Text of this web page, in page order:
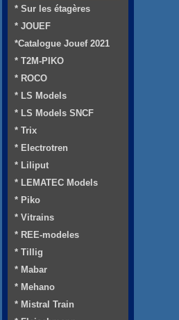
* Sur les étagères
* JOUEF
*Catalogue Jouef 2021
* T2M-PIKO
* ROCO
* LS Models
* LS Models SNCF
* Trix
* Electrotren
* Liliput
* LEMATEC Models
* Piko
* Vitrains
* REE-modeles
* Tillig
* Mabar
* Mehano
* Mistral Train